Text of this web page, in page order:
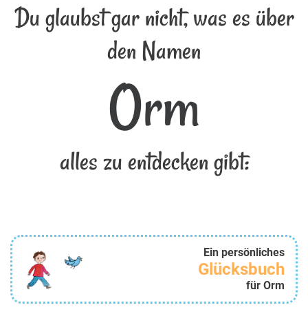
Du glaubst gar nicht, was es über
den Namen
Orm
alles zu entdecken gibt:
Ein persönliches
Glücksbuch
für Orm